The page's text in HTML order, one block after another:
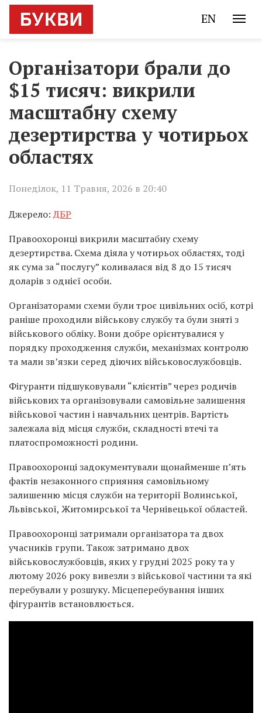
EN
Організатори брали до
$15 тисяч: викрили
масштабну схему
дезертирства у чотирьох
областях
Понеділок, 11 Травня, 2026 в 20:40
Джерело:ДБР
Правоохоронці викрили масштабну схему
дезертирства. Схема діяла у чотирьох областях, тоді
як сума за “послугу” коливалася від 8 до 15 тисяч
доларів з однієї особи.
Організаторами схеми були троє цивільних осіб, котрі
раніше проходили військову службу та були зняті з
військового обліку. Вони добре орієнтувалися у
порядку проходження служби, механізмах контролю
та мали зв’язки серед діючих військовослужбовців.
Фігуранти підшуковували “клієнтів” через родичів
військових та організовували самовільне залишення
військової частин і навчальних центрів. Вартість
залежала від місця служби, складності втечі та
платоспроможності родини.
Правоохоронці задокументували щонайменше п’ять
фактів незаконного сприяння самовільному
залишенню місця служби на території Волинської,
Львівської, Житомирської та Чернівецької областей.
Правоохоронці затримали організатора та двох
учасників групи. Також затримано двох
військовослужбовців, яких у грудні 2025 року та у
лютому 2026 року вивезли з військової частини та які
перебували у розшуку. Місцеперебування інших
фігурантів встановлюється.